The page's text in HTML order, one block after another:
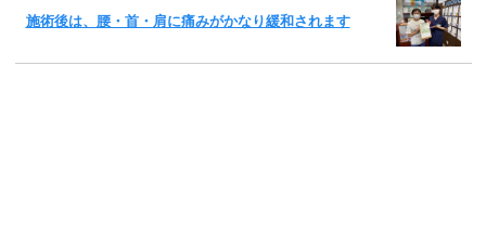
施術後は、腰・首・肩に痛みがかなり緩和されます